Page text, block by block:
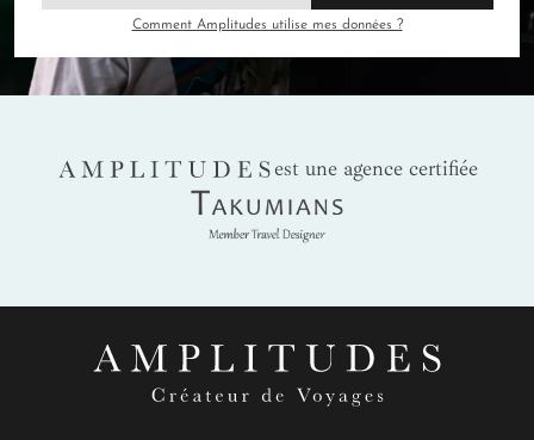
Comment Amplitudes utilise mes données ?
AMPLITUDES
est une agence certifiée
Takumians